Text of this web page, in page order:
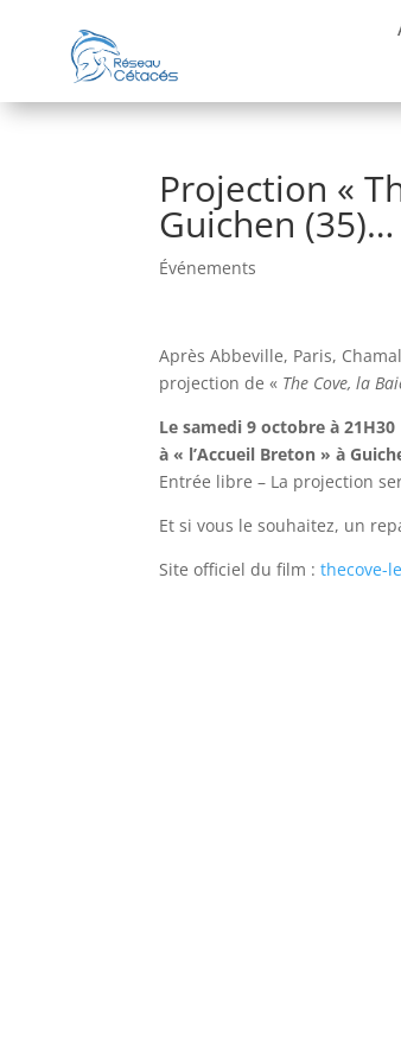
Projection «
Guichen (35)…
Événements
Après Abbeville, Paris,
projection de « The Cove, la
Le samedi 9 octobre à 21H30
à « l’Accueil Breton » à
Entrée libre – La projection
Et si vous le souhaitez, un
Site officiel du film :thecove-